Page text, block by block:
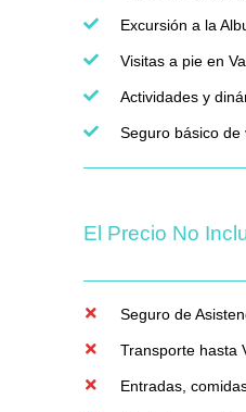
Excursión a la
Visitas a pie en
Actividades y
Seguro básico de
El Precio No
Seguro de
Transporte hasta
Entradas,